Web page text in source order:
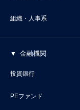
組織・人事系
金融機関
投資銀行
PEファンド